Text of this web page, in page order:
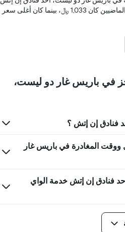
على KAYAK خلال الأسبوعين الماضيين كان 1,033 ﷼، بينما كان أغلى سعر
في باريس غار دو ليست،
فنادق إن إتش ؟
المغادرة في باريس غار
فنادق إن إتش خدمة الواي